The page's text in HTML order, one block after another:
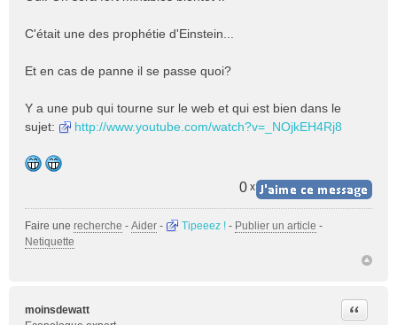
s
a
e
n
l
C'était une des prophétie d'Einstein...
Et en cas de panne il se passe quoi?
Y a une pub qui tourne sur le web et qui est bien dans le
sujet:
http://www.youtube.com/watch?v=_NOjkEH4Rj8
0 x
Faire une recherche - Aider - Tipeeez ! - Publier un article -
Netiquette
moinsdewatt
Citer